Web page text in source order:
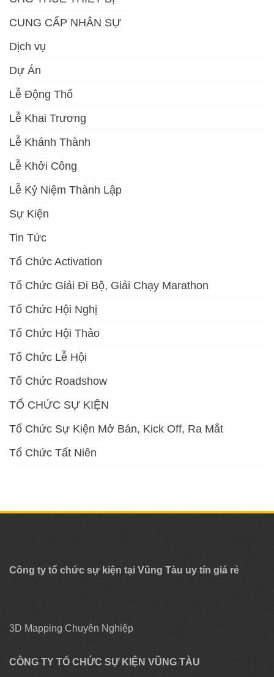
CUNG CẤP NHÂN SỰ
Dịch vụ
Dự Án
Lễ Động Thổ
Lễ Khai Trương
Lễ Khánh Thành
Lễ Khởi Công
Lễ Kỷ Niệm Thành Lập
Sự Kiện
Tin Tức
Tổ Chức Activation
Tổ Chức Giải Đi Bộ, Giải Chạy Marathon
Tổ Chức Hội Nghị
Tổ Chức Hội Thảo
Tổ Chức Lễ Hội
Tổ Chức Roadshow
TỔ CHỨC SỰ KIỆN
Tổ Chức Sự Kiện Mở Bán, Kick Off, Ra Mắt
Tổ Chức Tất Niên
Công ty tổ chức sự kiện tại Vũng Tàu uy tín giá rẻ
3D Mapping Chuyên Nghiệp
CÔNG TY TỔ CHỨC SỰ KIỆN VŨNG TÀU